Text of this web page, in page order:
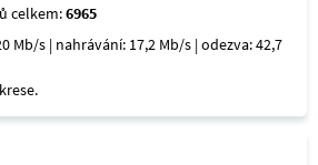
celkem:6965
Mb/s | nahrávání: 17,2 Mb/s | odezva: 42,7